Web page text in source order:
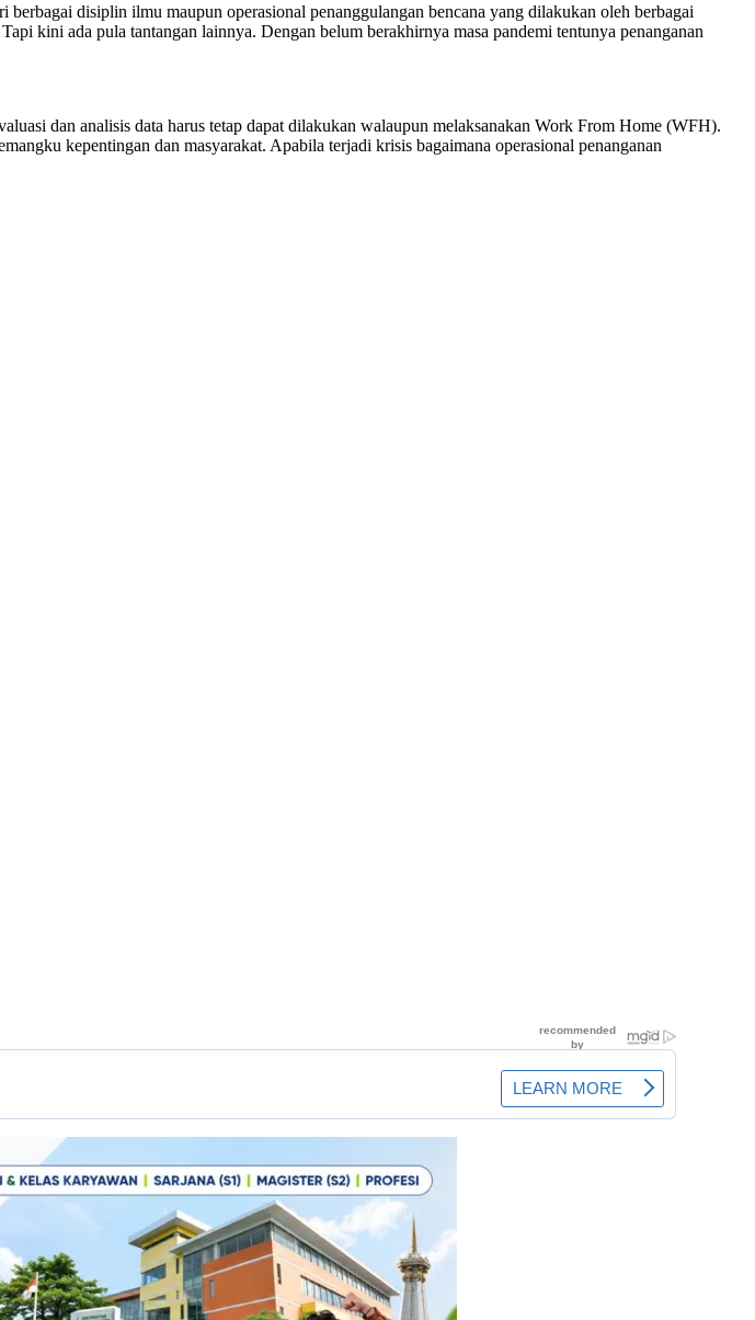
disiplin ilmu maupun operasional penanggulangan bencana yang dilakukan oleh berbagai
kini ada pula tantangan lainnya. Dengan belum berakhirnya masa pandemi tentunya penanganan
dan analisis data harus tetap dapat dilakukan walaupun melaksanakan Work From Home (WFH).
kepentingan dan masyarakat. Apabila terjadi krisis bagaimana operasional penanganan